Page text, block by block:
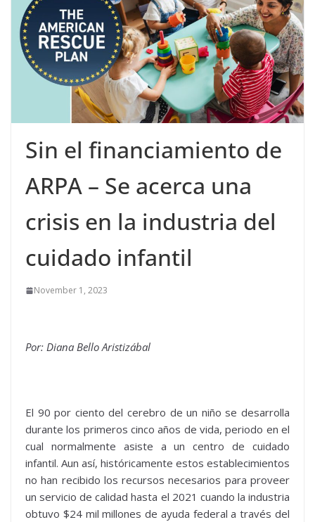
Sin el financiamiento de
ARPA – Se acerca una
crisis en la industria del
cuidado infantil
November 1, 2023
Por: Diana Bello Aristizábal
El 90 por ciento del cerebro de un niño se desarrolla
durante los primeros cinco años de vida, periodo en el
cual normalmente asiste a un centro de cuidado
infantil. Aun así, históricamente estos establecimientos
no han recibido los recursos necesarios para proveer
un servicio de calidad hasta el 2021 cuando la industria
obtuvo $24 mil millones de ayuda federal a través del